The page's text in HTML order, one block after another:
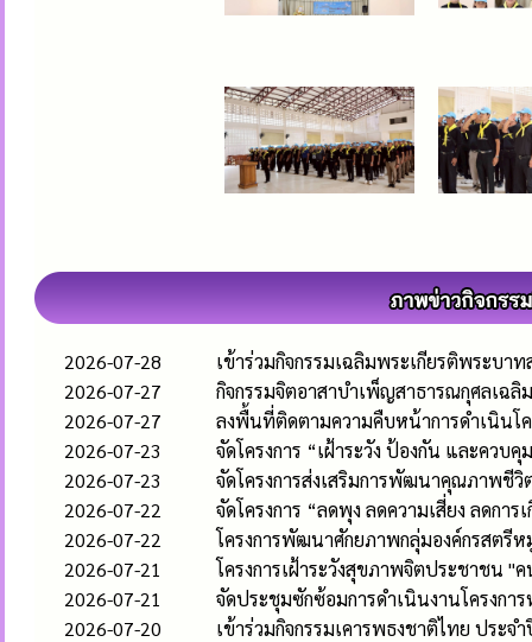
2026-07-28
เข้าร่วมกิจกรรมเฉลิมพระเกียรติพระบา
2026-07-27
กิจกรรมจิตอาสาบำเพ็ญสาธารณกุศลเฉ
2026-07-27
ลงพื้นที่ติดตามความคืบหน้าการดำเนินโ
2026-07-23
จัดโครงการ “เฝ้าระวัง ป้องกัน และคว
2026-07-23
จัดโครงการส่งเสริมการพัฒนาคุณภาพชี
2026-07-22
จัดโครงการ “ลดพุง ลดความเสี่ยง ลดก
2026-07-22
โครงการพัฒนาศักยภาพกลุ่มองค์กรสตรี
2026-07-21
โครงการเฝ้าระวังสุขภาพจิตประชาชน
2026-07-21
จัดประชุมซักซ้อมการดำเนินงานโครงก
2026-07-20
เข้าร่วมกิจกรรมเคารพธงชาติไทย ประจ